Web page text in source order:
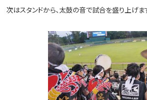
次はスタンドから、太鼓の音で試合を盛り上げま